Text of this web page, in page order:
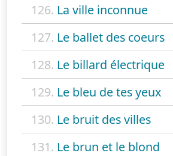
126. La ville inconnue
127. Le ballet des coeurs
128. Le billard électrique
129. Le bleu de tes yeux
130. Le bruit des villes
131. Le brun et le blond